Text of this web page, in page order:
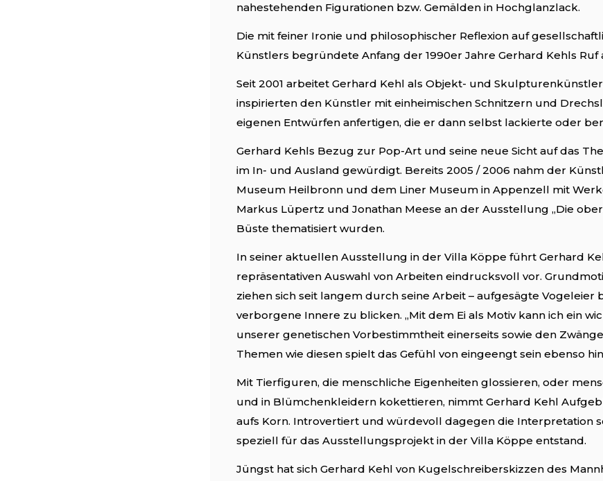
nahestehenden Figurationen bzw. Gemälden in Hochglanzlack.
Die mit feiner Ironie und philosophischer Reflexion auf
Künstlers begründete Anfang der 1990er Jahre Gerhard Kehls Ruf
Seit 2001 arbeitet Gerhard Kehl als Objekt- und
inspirierten den Künstler mit einheimischen Schnitzern und
eigenen Entwürfen anfertigen, die er dann selbst lackierte oder
Gerhard Kehls Bezug zur Pop-Art und seine neue Sicht auf das
im In- und Ausland gewürdigt. Bereits 2005 / 2006 nahm der
Museum Heilbronn und dem Liner Museum in Appenzell mit
Markus Lüpertz und Jonathan Meese an der Ausstellung „Die
Büste thematisiert wurden.
In seiner aktuellen Ausstellung in der Villa Köppe führt Gerhard
repräsentativen Auswahl von Arbeiten eindrucksvoll vor.
ziehen sich seit langem durch seine Arbeit – aufgesägte Vogeleier
verborgene Innere zu blicken. „Mit dem Ei als Motiv kann ich ein
unserer genetischen Vorbestimmtheit einerseits sowie den
Themen wie diesen spielt das Gefühl von eingeengt sein ebenso
Mit Tierfiguren, die menschliche Eigenheiten glossieren, oder
und in Blümchenkleidern kokettieren, nimmt Gerhard Kehl
aufs Korn. Introvertiert und würdevoll dagegen die Interpretation
speziell für das Ausstellungsprojekt in der Villa Köppe entstand.
Jüngst hat sich Gerhard Kehl von Kugelschreiberskizzen des